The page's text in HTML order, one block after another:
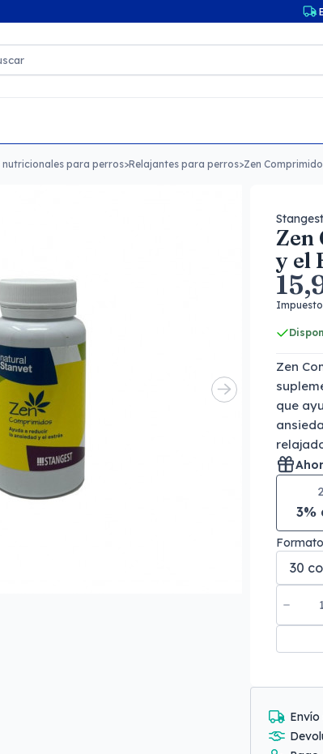
nutricionales para perros>Relajantes para perros>Zen
Zen
y el
Zen
que
3%